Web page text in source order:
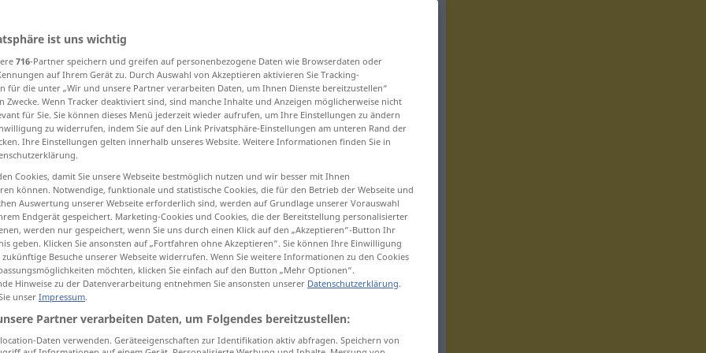
Gelenk…
articulatedhaving sections
articulated appendages BIOL
articulated PHON
articulated
ist uns wichtig
716-Partner speichern und greifen auf personenbezogene Daten wie Browserdaten oder
auf Ihrem Gerät zu. Durch Auswahl von Akzeptieren aktivieren Sie Tracking-
für die unter „Wir und unsere Partner verarbeiten Daten, um Ihnen Dienste bereitzustellen“
Zwecke. Wenn Tracker deaktiviert sind, sind manche Inhalte und Anzeigen möglicherweise nicht
für Sie. Sie können dieses Menü jederzeit wieder aufrufen, um Ihre Einstellungen zu ändern
zu widerrufen, indem Sie auf den Link Privatsphäre-Einstellungen am unteren Rand der
Ihre Einstellungen gelten innerhalb unseres Website. Weitere Informationen finden Sie in
Cookies, damit Sie unsere Webseite bestmöglich nutzen und wir besser mit Ihnen
können. Notwendige, funktionale und statistische Cookies, die für den Betrieb der Webseite und
Auswertung unserer Webseite erforderlich sind, werden auf Grundlage unserer Vorauswahl
Endgerät gespeichert. Marketing-Cookies und Cookies, die der Bereitstellung personalisierter
werden nur gespeichert, wenn Sie uns durch einen Klick auf den „Akzeptieren“-Button Ihr
geben. Klicken Sie ansonsten auf „Fortfahren ohne Akzeptieren“. Sie können Ihre Einwilligung
Besuche unserer Webseite widerrufen. Wenn Sie weitere Informationen zu den Cookies
möchten, klicken Sie einfach auf den Button „Mehr Optionen“.
Hinweise zu der Datenverarbeitung entnehmen Sie ansonsten unserer Datenschutzerklärung.
unser Impressum.
Partner verarbeiten Daten, um Folgendes bereitzustellen:
Daten verwenden. Geräteeigenschaften zur Identifikation aktiv abfragen. Speichern von